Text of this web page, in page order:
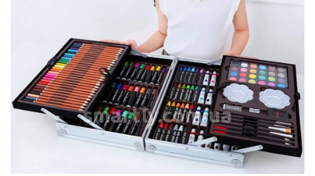
smartly.com.ua